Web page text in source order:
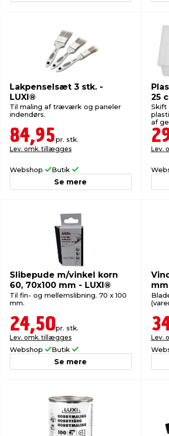
Lakpenselsæt 3 stk. -
LUXI®
Til maling af træværk og paneler
indendørs.
84,95pr. stk.
Lev. omk. tillægges
Webshop Butik
Se mere
25
Skift
af
Lev.
Slibepude m/vinkel korn
60, 70x100 mm - LUXI®
Til fin- og mellemslibning. 70 x 100
mm.
24,50pr. stk.
Lev. omk. tillægges
Webshop Butik
Se mere
Lev.